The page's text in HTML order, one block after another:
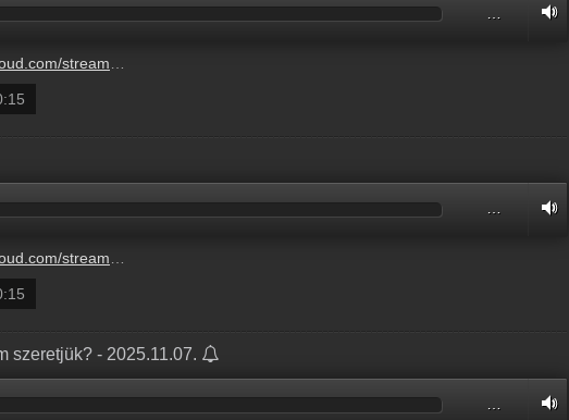
biztonsagi-kameraihoz-a-muzeum-egyik-dolgozoja-szerint-3.mp3
…
ca99-4e9d-807b-eed832458055.mp3
szeretjük? - 2025.11.07.